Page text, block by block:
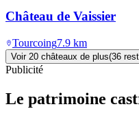
Château de Vaissier
Tourcoing7.9 km
Voir 20 châteaux de plus(36
Publicité
Le patrimoine